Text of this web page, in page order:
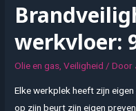
werkvloer:
Olie en gas,Veiligheid / Door
Elke werkplek heeft zijn
op zijn beurt zijn eigen